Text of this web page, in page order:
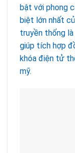
bật với phong
biệt lớn nhất
truyền thống là
giúp tích hợp
khóa điện tử
mỹ.